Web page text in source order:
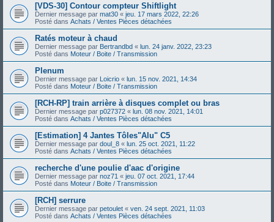
[VDS-30] Contour compteur Shiftlight
Dernier message par mat30 « jeu. 17 mars 2022, 22:26
Posté dans Achats / Ventes Pièces détachées
Ratés moteur à chaud
Dernier message par Bertrandbd « lun. 24 janv. 2022, 23:23
Posté dans Moteur / Boite / Transmission
Plenum
Dernier message par Loicrio « lun. 15 nov. 2021, 14:34
Posté dans Moteur / Boite / Transmission
[RCH-RP] train arrière à disques complet ou bras
Dernier message par p027372 « lun. 08 nov. 2021, 14:01
Posté dans Achats / Ventes Pièces détachées
[Estimation] 4 Jantes Tôles"Alu" C5
Dernier message par doul_8 « lun. 25 oct. 2021, 11:22
Posté dans Achats / Ventes Pièces détachées
recherche d'une poulie d'aac d'origine
Dernier message par noz71 « jeu. 07 oct. 2021, 17:44
Posté dans Moteur / Boite / Transmission
[RCH] serrure
Dernier message par petoulet « ven. 24 sept. 2021, 11:03
Posté dans Achats / Ventes Pièces détachées